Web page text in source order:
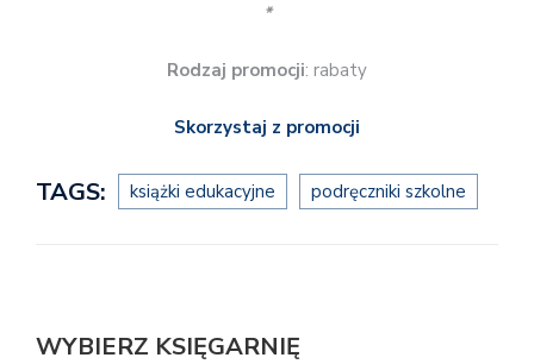
*
Rodzaj promocji: rabaty
Skorzystaj z promocji
TAGS: książki edukacyjne podręczniki szkolne
WYBIERZ KSIĘGARNIĘ